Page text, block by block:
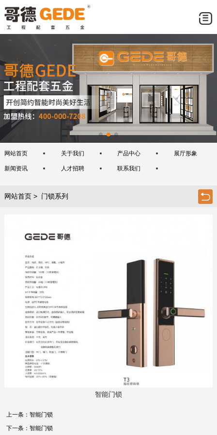
网站首页 关于我们 产品中心 展厅形象
新闻资讯 人才招聘 联系我们
网站首页> 门锁系列
智能门锁
上一条：智能门锁
下一条：智能门锁